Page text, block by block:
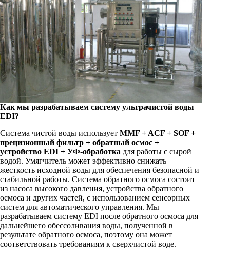
Как мы разрабатываем систему ультрачистой воды
EDI?
Система чистой воды использует MMF + ACF + SOF +
прецизионный фильтр + обратный осмос +
устройство EDI + УФ-обработка для работы с сырой
водой. Умягчитель может эффективно снижать
жесткость исходной воды для обеспечения безопасной и
стабильной работы. Система обратного осмоса состоит
из насоса высокого давления, устройства обратного
осмоса и других частей, с использованием сенсорных
систем для автоматического управления. Мы
разрабатываем систему EDI после обратного осмоса для
дальнейшего обессоливания воды, полученной в
результате обратного осмоса, поэтому она может
соответствовать требованиям к сверхчистой воде.